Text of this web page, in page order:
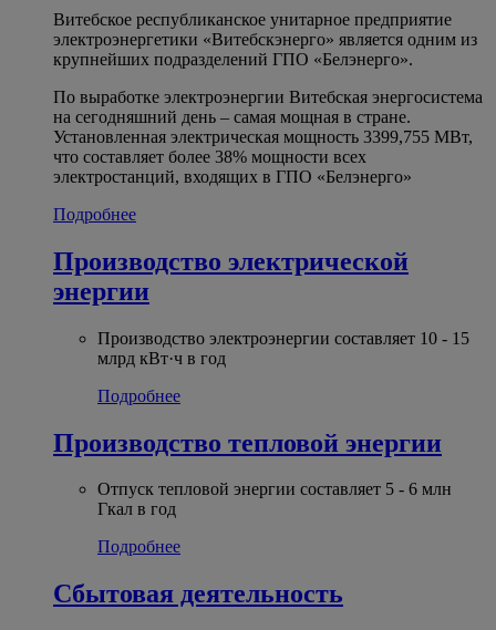
Витебское республиканское унитарное предприятие
электроэнергетики «Витебскэнерго» является одним из
крупнейших подразделений ГПО «Белэнерго».
По выработке электроэнергии Витебская энергосистема
на сегодняшний день – самая мощная в стране.
Установленная электрическая мощность 3399,755 МВт,
что составляет более 38% мощности всех
электростанций, входящих в ГПО «Белэнерго»
Подробнее
Производство электрической
энергии
Производство электроэнергии составляет 10 - 15
млрд кВт·ч в год
Подробнее
Производство тепловой энергии
Отпуск тепловой энергии составляет 5 - 6 млн
Гкал в год
Подробнее
Сбытовая деятельность